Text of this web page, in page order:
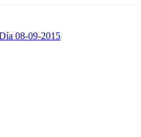
08-09-2015